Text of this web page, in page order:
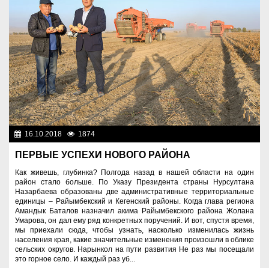
16.10.2018 1874
ПЕРВЫЕ УСПЕХИ НОВОГО РАЙОНА
Как живешь, глубинка? Полгода назад в нашей области на один
район стало больше. По Указу Президента страны Нурсултана
Назарбаева образованы две административные территориальные
единицы – Райымбекский и Кегенский районы. Когда глава региона
Амандык Баталов назначил акима Райымбекского района Жолана
Умарова, он дал ему ряд конкретных поручений. И вот, спустя время,
мы приехали сюда, чтобы узнать, насколько изменилась жизнь
населения края, какие значительные изменения произошли в облике
сельских округов. Нарынкол на пути развития Не раз мы посещали
это горное село. И каждый раз уб...